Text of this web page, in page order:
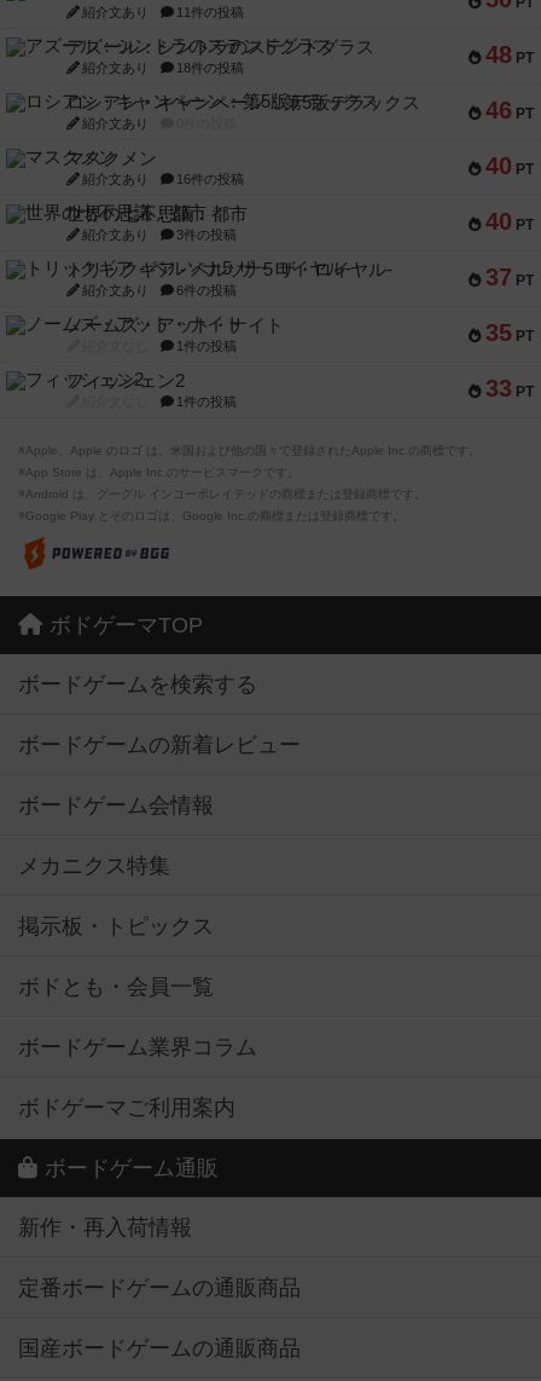
紹介文あり 11件の投稿
48 PT
アズール：シントラのステンドグラス
紹介文あり 18件の投稿
46 PT
ロシアン・キャンペーン：第5版デラックス
紹介文あり
40 PT
マスクメン
紹介文あり 16件の投稿
40 PT
世界の七不思議：都市
紹介文あり 3件の投稿
37 PT
トリックギア - ペルソナ5 ザ・ロイヤル-
紹介文あり 6件の投稿
35 PT
ノームズ・アット・ナイト
1件の投稿
33 PT
フィッシェン2
1件の投稿
※Apple、Apple のロゴ は、米国および他の国々で登録されたApple Inc.の商標です。
※App Store は、Apple Inc.のサービスマークです。
※Android は、グーグル インコーポレイテッドの商標または登録商標です。
※Google Play とそのロゴは、Google Inc.の商標または登録商標です。
ボドゲーマTOP
ボードゲームを検索する
ボードゲームの新着レビュー
ボードゲーム会情報
メカニクス特集
掲示板・トピックス
ボドとも・会員一覧
ボードゲーム業界コラム
ボドゲーマご利用案内
ボードゲーム通販
新作・再入荷情報
定番ボードゲームの通販商品
国産ボードゲームの通販商品